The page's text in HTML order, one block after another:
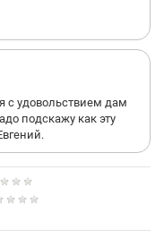
с удовольствием дам
подскажу как эту